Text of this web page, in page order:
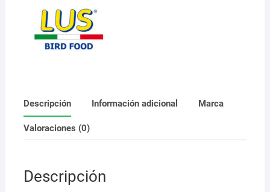
cantidad
Descripción Información adicional Marca
Valoraciones (0)
Descripción